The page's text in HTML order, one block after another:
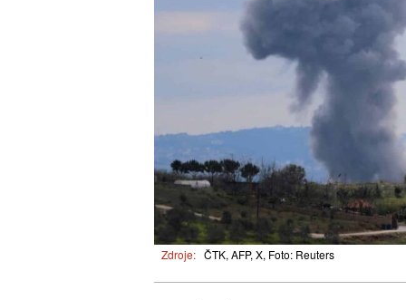
Zdroje: ČTK, AFP, X, Foto: Reuters